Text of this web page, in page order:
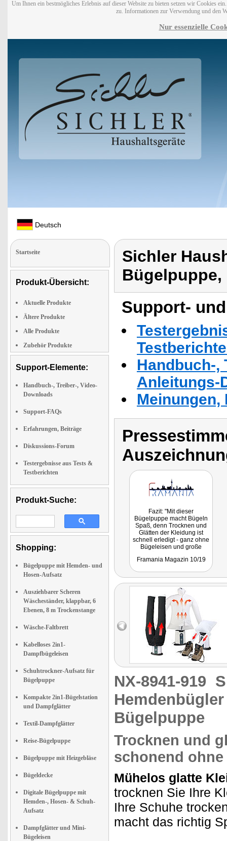
Um Ihnen ein bestmögliches Erlebnis auf dieser Website zu bieten setzen wir Cookies
zu. Informationen zur Verwendung und den
Nur essenzielle
Deutsch
Startseite
Produkt-Übersicht:
Aktuelle Produkte
Ältere Produkte
Alle Produkte
Zubehör Produkte
Support-Elemente:
Handbuch-, Treiber-, Video-
Downloads
Support-FAQs
Erfahrungen, Beiträge
Diskussions-Forum
Testergebnisse aus Tests &
Testberichten
Produkt-Suche:
Shopping:
Bügelpuppe mit Hemden- und
Hosen-Aufsatz
Ausziehbarer Scheren
Wäscheständer, klappbar, 6
Ebenen, 8 m Trockenstange
Wäsche-Faltbrett
Kabelloses 2in1-
Dampfbügeleisen
Schuhtrockner-Aufsatz für
Bügelpuppe
Kompakte 2in1-Bügelstation
und Dampfglätter
Textil-Dampfglätter
Reise-Bügelpuppe
Bügelpuppe mit Heizgebläse
Bügeldecke
Digitale Bügelpuppe mit
Hemden-, Hosen- & Schuh-
Aufsatz
Dampfglätter und Mini-
Bügeleisen
Sichler
Support-
Handbuch-,
Anleitungs-
Fazit: "Mit dieser
Bügelpuppe macht Bügeln
Spaß, denn Trocknen und
Glätten der Kleidung ist
schnell erledigt - ganz ohne
Bügeleisen und große
praktisch!"
Framania Magazin 10/19
NX-8941-919
Bügelpuppe
Trocknen und
schonend
Mühelos glatte
trocknen Sie Ihre
Ihre Schuhe
macht das richtig